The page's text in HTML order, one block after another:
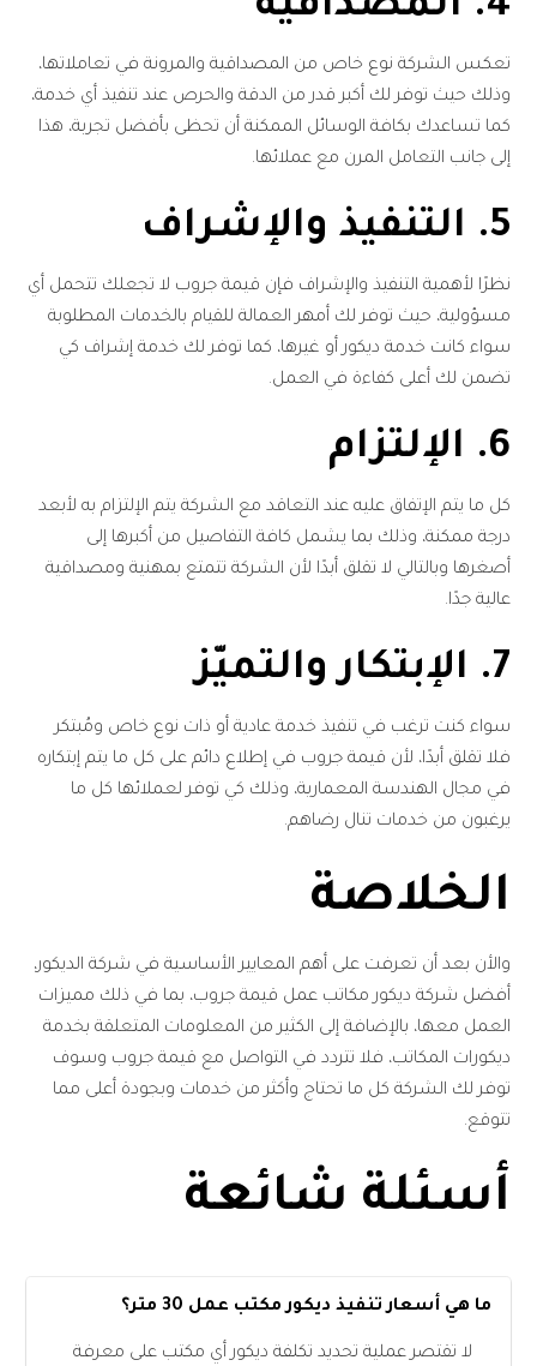
4. المصداقية
تعكس الشركة نوع خاص من المصداقية والمرونة في تعاملاتها،
وذلك حيث توفر لك أكبر قدر من الدقة والحرص عند تنفيذ أي خدمة،
كما تساعدك بكافة الوسائل الممكنة أن تحظى بأفضل تجربة، هذا
إلى جانب التعامل المرن مع عملائها.
5. التنفيذ والإشراف
نظرًا لأهمية التنفيذ والإشراف فإن قيمة جروب لا تجعلك تتحمل أي
مسؤولية، حيث توفر لك أمهر العمالة للقيام بالخدمات المطلوبة
سواء كانت خدمة ديكور أو غيرها، كما توفر لك خدمة إشراف كي
تضمن لك أعلى كفاءة في العمل.
6. الإلتزام
كل ما يتم الإتفاق عليه عند التعاقد مع الشركة يتم الإلتزام به لأبعد
درجة ممكنة، وذلك بما يشمل كافة التفاصيل من أكبرها إلى
أصغرها وبالتالي لا تقلق أبدًا لأن الشركة تتمتع بمهنية ومصداقية
عالية جدًا.
7. الإبتكار والتميّز
سواء كنت ترغب في تنفيذ خدمة عادية أو ذات نوع خاص ومُبتكر
فلا تقلق أبدًا، لأن قيمة جروب في إطلاع دائم على كل ما يتم إبتكاره
في مجال الهندسة المعمارية، وذلك كي توفر لعملائها كل ما
يرغبون من خدمات تنال رضاهم.
الخلاصة
والأن بعد أن تعرفت على أهم المعايير الأساسية في شركة الديكور،
أفضل شركة ديكور مكاتب عمل قيمة جروب، بما في ذلك مميزات
العمل معها، بالإضافة إلى الكثير من المعلومات المتعلقة بخدمة
ديكورات المكاتب، فلا تتردد في التواصل مع قيمة جروب وسوف
توفر لك الشركة كل ما تحتاج وأكثر من خدمات وبجودة أعلى مما
تتوقع.
أسئلة شائعة
ما هي أسعار تنفيذ ديكور مكتب عمل 30 متر؟
لا تقتصر عملية تحديد تكلفة ديكور أي مكتب على معرفة